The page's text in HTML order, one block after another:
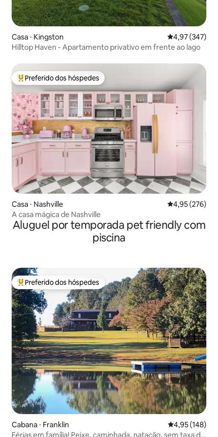
Casa ⋅ Kingston 4,97 de uma
4,97 (347)
Hilltop Haven - Apartamento privativo em frente ao lago
Entre os melhores preferidos dos hóspedes
Preferido dos hóspedes
Casa ⋅ Nashville 4,95 de uma
4,95 (276)
A casa mágica de Nashville
Aluguel por temporada pet friendly com
piscina
Entre os melhores preferidos dos hóspedes
Preferido dos hóspedes
Cabana ⋅ Franklin 4,95 de uma
4,95 (148)
Férias em família! Peixe, caminhada, natação, sem taxa de